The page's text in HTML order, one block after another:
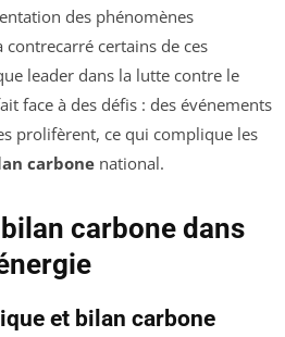
des phénomènes
certains de ces
leader dans la lutte contre le
face à des défis : des événements
prolifèrent, ce qui complique les
carbone national.
carbone dans
et bilan carbone